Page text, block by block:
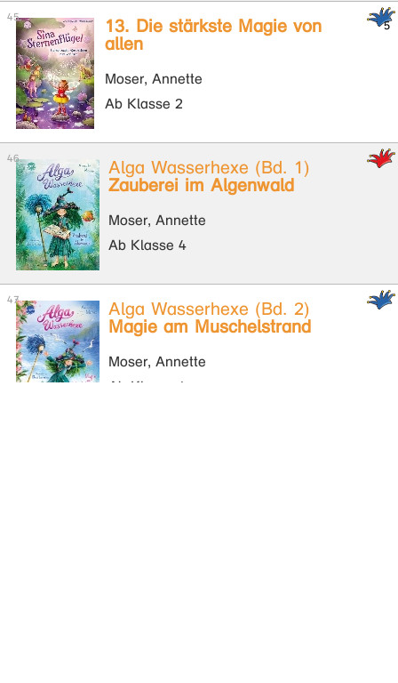
13. Die stärkste Magie von
allen
Moser, Annette
Ab Klasse 2
Alga Wasserhexe (Bd. 1)
Zauberei im Algenwald
Moser, Annette
Ab Klasse 4
Alga Wasserhexe (Bd. 2)
Magie am Muschelstrand
Moser, Annette
Ab Klasse 4